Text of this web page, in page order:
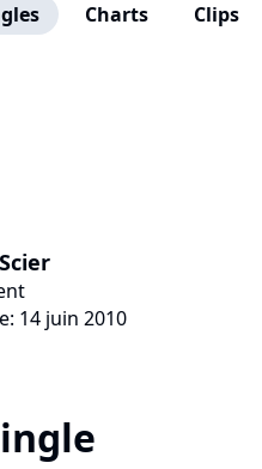
Charts Clips
14 juin 2010